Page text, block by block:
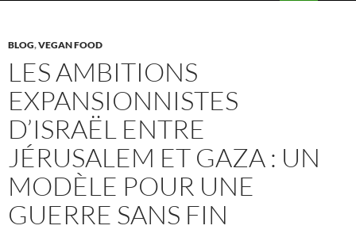
BLOG,VEGAN FOOD
LES AMBITIONS
EXPANSIONNISTES
D’ISRAËL ENTRE
JÉRUSALEM ET GAZA : UN
MODÈLE POUR UNE
GUERRE SANS FIN